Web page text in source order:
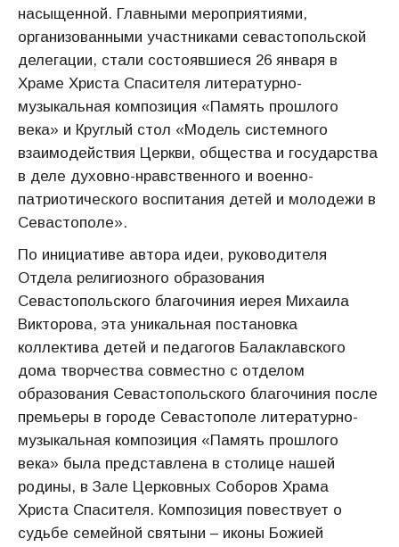
насыщенной. Главными мероприятиями,
организованными участниками севастопольской
делегации, стали состоявшиеся 26 января в
Храме Христа Спасителя литературно-
музыкальная композиция «Память прошлого
века» и Круглый стол «Модель системного
взаимодействия Церкви, общества и государства
в деле духовно-нравственного и военно-
патриотического воспитания детей и молодежи в
Севастополе».
По инициативе автора идеи, руководителя
Отдела религиозного образования
Севастопольского благочиния иерея Михаила
Викторова, эта уникальная постановка
коллектива детей и педагогов Балаклавского
дома творчества совместно с отделом
образования Севастопольского благочиния после
премьеры в городе Севастополе литературно-
музыкальная композиция «Память прошлого
века» была представлена в столице нашей
родины, в Зале Церковных Соборов Храма
Христа Спасителя. Композиция повествует о
судьбе семейной святыни – иконы Божией